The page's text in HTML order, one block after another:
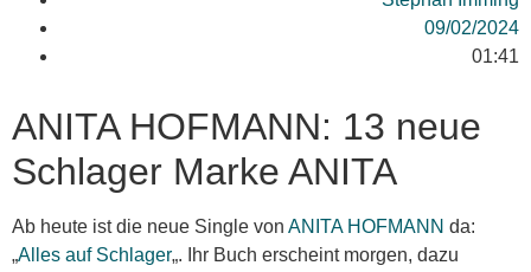
09/02/2024
01:41
ANITA HOFMANN: 13 neue
Schlager Marke ANITA
Ab heute ist die neue Single von ANITA HOFMANN da:
„Alles auf Schlager„. Ihr Buch erscheint morgen, dazu